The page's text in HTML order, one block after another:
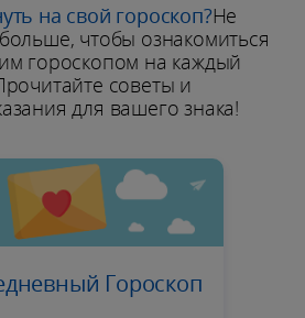
на свой гороскоп?Не
чтобы ознакомиться
гороскопом на каждый
советы и
для вашего знака!
Гороскоп